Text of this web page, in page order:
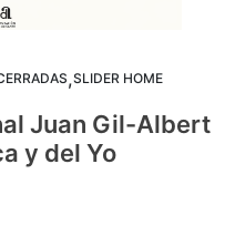
,SLIDER HOME
Juan Gil-Albert
y del Yo